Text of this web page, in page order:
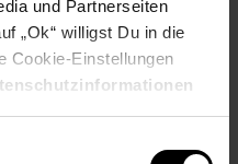
und Partnerseiten
„Ok“ willigst Du in die
Cookie-Einstellungen
Menschen jeder